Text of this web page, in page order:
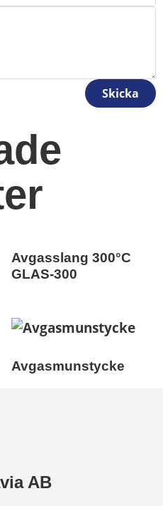
Skicka
Avgasslang 300°C
GLAS-300
Avgasmunstycke
AB